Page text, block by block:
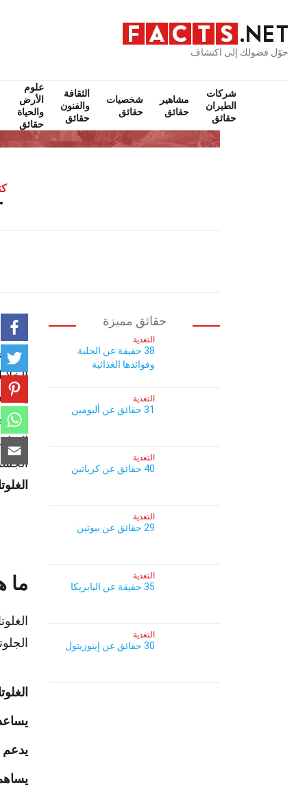
حوّل فضولك إلى اكتشاف
شركات
الطيران
حقائق
مشاهير
حقائق
شخصيات
حقائق
الثقافة
والفنون
حقائق
علوم
الأرض
والحياة
حقائق
هل
ما
يدعم
حقائق مميزة
التغذية
38 حقيقة عن الحلبة
وفوائدها الغذائية
التغذية
31 حقائق عن ألبومين
التغذية
40 حقائق عن كرياتين
التغذية
29 حقائق عن بيوتين
التغذية
35 حقيقة عن البابريكا
التغذية
30 حقائق عن إينوزيتول